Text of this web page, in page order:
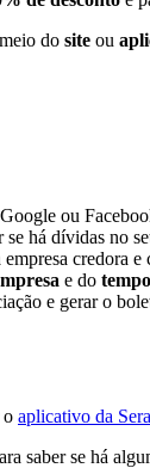
do site ou
ou
há dívidas no
credora
e do
e gerar o
o aplicativo da
saber se há